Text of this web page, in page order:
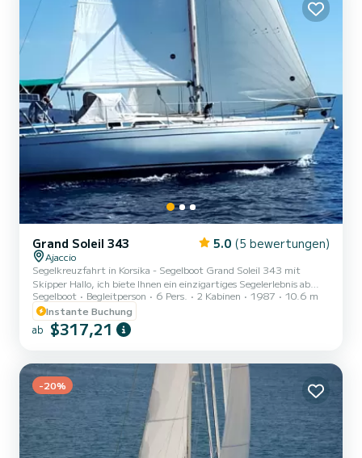
Grand Soleil 343 5.0 (5 bewertungen)
Ajaccio
Segelkreuzfahrt in Korsika - Segelboot Grand Soleil 343 mit
Skipper Hallo, ich biete Ihnen ein einzigartiges Segelerlebnis ab
Bastia an Bord einer Grand Soleil 343, einem Segelboot, das für
seinen Komfort und seine Segeleigenschaften bekannt ist, das
Schwesterboot der Swan. Entdecken Sie Korsika auf andere Weise:
wilde Buchten, kristallklares Wasser, Sonnenuntergänge, Segeln,
Doppelkabinen, moderne Ausstattung (neue Segel und Motor,...
Segelboot Begleitperson 6 Pers. 2 Kabinen 1987
10.6 m
Instante Buchung
ab $317,21
-20%